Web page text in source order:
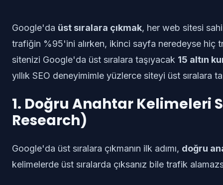
Google'da üst sıralara çıkmak, her web sitesi
trafiğin %95'ini alırken, ikinci sayfa neredeyse hiç
sitenizi Google'da üst sıralara taşıyacak 15 altın
yıllık SEO deneyimimle yüzlerce siteyi üst sıralara
1. Doğru Anahtar Kelimeleri
Research)
Google'da üst sıralara çıkmanın ilk adımı, doğru
kelimelerde üst sıralarda çıksanız bile trafik